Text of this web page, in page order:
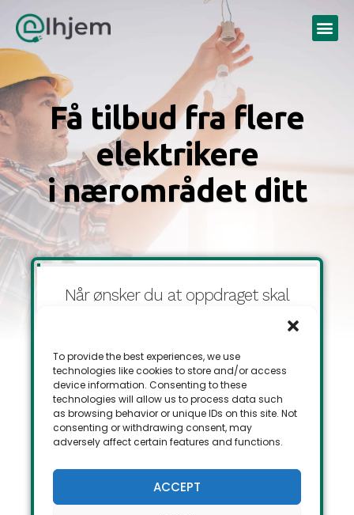
Få tilbud fra flere
elektrikere
i nærområdet ditt